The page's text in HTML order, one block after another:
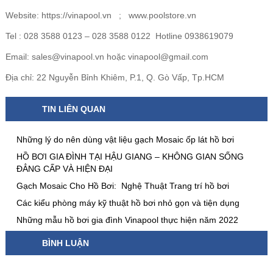
Website: https://vinapool.vn ; www.poolstore.vn
Tel : 028 3588 0123 – 028 3588 0122 Hotline 0938619079
Email: sales@vinapool.vn hoặc vinapool@gmail.com
Địa chỉ: 22 Nguyễn Bỉnh Khiêm, P.1, Q. Gò Vấp, Tp.HCM
TIN LIÊN QUAN
Những lý do nên dùng vật liệu gạch Mosaic ốp lát hồ bơi
HỒ BƠI GIA ĐÌNH TẠI HẬU GIANG – KHÔNG GIAN SỐNG
ĐẲNG CẤP VÀ HIỆN ĐẠI
Gạch Mosaic Cho Hồ Bơi: Nghệ Thuật Trang trí hồ bơi
Các kiểu phòng máy kỹ thuật hồ bơi nhỏ gọn và tiện dụng
Những mẫu hồ bơi gia đình Vinapool thực hiện năm 2022
BÌNH LUẬN